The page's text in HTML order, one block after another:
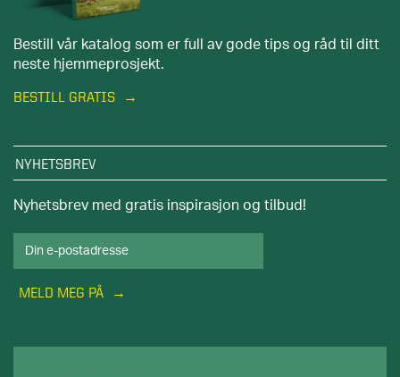
Bestill vår katalog som er full av gode tips og råd til ditt
neste hjemmeprosjekt.
BESTILL GRATIS
NYHETSBREV
Nyhetsbrev med gratis inspirasjon og tilbud!
MELD MEG PÅ